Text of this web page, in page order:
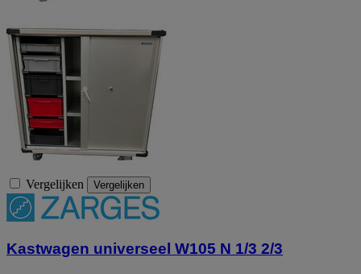
Vergelijken Vergelijken
Kastwagen universeel W105 N 1/3 2/3